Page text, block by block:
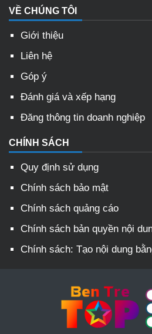
VỀ CHÚNG TÔI
Giới thiệu
Liên hệ
Góp ý
Đánh giá và xếp hạng
Đăng thông tin doanh nghiệp
CHÍNH SÁCH
Quy định sử dụng
Chính sách bảo mật
Chính sách quảng cáo
Chính sách bản quyền nội
Chính sách: Tạo nội dung